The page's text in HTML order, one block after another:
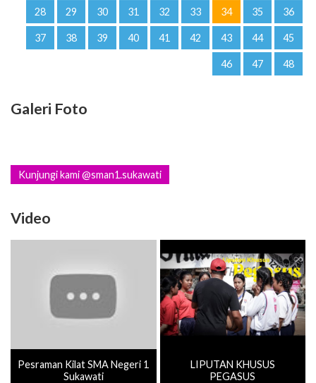
28 29 30 31 32 33 34 35 36
37 38 39 40 41 42 43 44 45
46 47 48
Galeri Foto
Kunjungi kami @sman1.sukawati
Video
Pesraman Kilat SMA Negeri 1
Sukawati
LIPUTAN KHUSUS
PEGASUS